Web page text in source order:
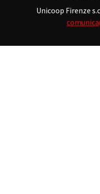
Unicoop Firenze